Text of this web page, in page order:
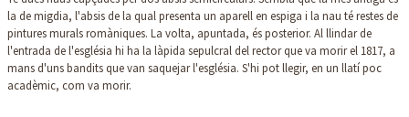
la de migdia, l'absis de la qual presenta un aparell en espiga i la nau té restes de
pintures murals romàniques. La volta, apuntada, és posterior. Al llindar de
l'entrada de l'església hi ha la làpida sepulcral del rector que va morir el 1817, a
mans d'uns bandits que van saquejar l'església. S'hi pot llegir, en un llatí poc
acadèmic, com va morir.